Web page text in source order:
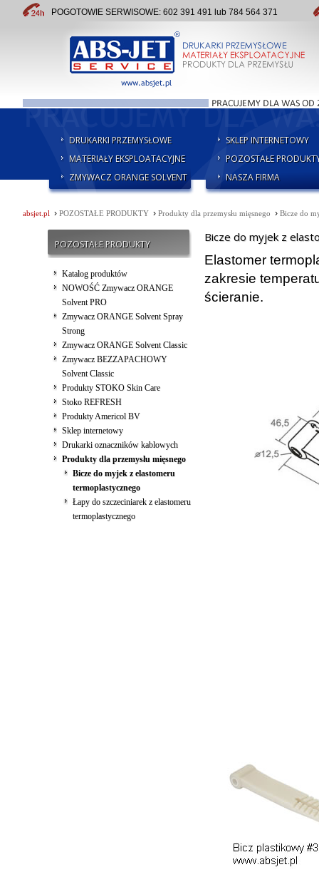
POGOTOWIE SERWISOWE: 602 391 491 lub 784 564 371
DRUKARKI PRZEMYSŁOWE
MATERIAŁY EKSPLOATACYJNE
ZMYWACZ ORANGE SOLVENT
SKLEP INTERNETOWY
POZOSTAŁE
NASZA FIRMA
absjet.pl› POZOSTAŁE PRODUKTY› Produkty dla przemysłu mięsnego › Bicze do
POZOSTAŁE PRODUKTY
Katalog produktów
NOWOŚĆ Zmywacz ORANGE
Solvent PRO
Zmywacz ORANGE Solvent Spray
Strong
Zmywacz ORANGE Solvent Classic
Zmywacz BEZZAPACHOWY
Solvent Classic
Produkty STOKO Skin Care
Stoko REFRESH
Produkty Americol BV
Sklep internetowy
Drukarki oznaczników kablowych
Produkty dla przemysłu mięsnego
Bicze do myjek z elastomeru
termoplastycznego
Łapy do szczeciniarek z elastomeru
termoplastycznego
Bicze do myjek z
Elastomer
zakresie
ścieranie.